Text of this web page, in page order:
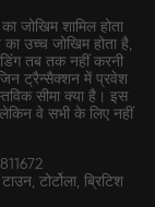
जोखिम शामिल होता
उच्च जोखिम होता है,
तब तक नहीं करनी
ट्रैन्सैक्शन में प्रवेश
सीमा क्या है। इस
वे सभी के लिए नहीं
टोर्टोला, ब्रिटिश